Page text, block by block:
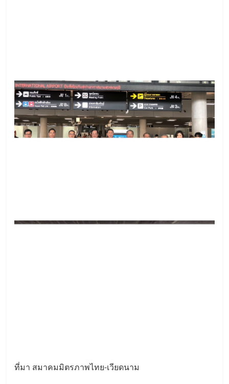
ที่มา สมาคมมิตรภาพไทย-เวียดนาม